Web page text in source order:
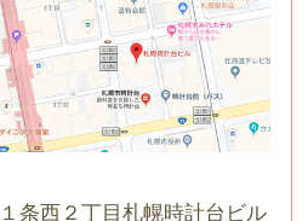
条西２丁目札幌時計台ビル